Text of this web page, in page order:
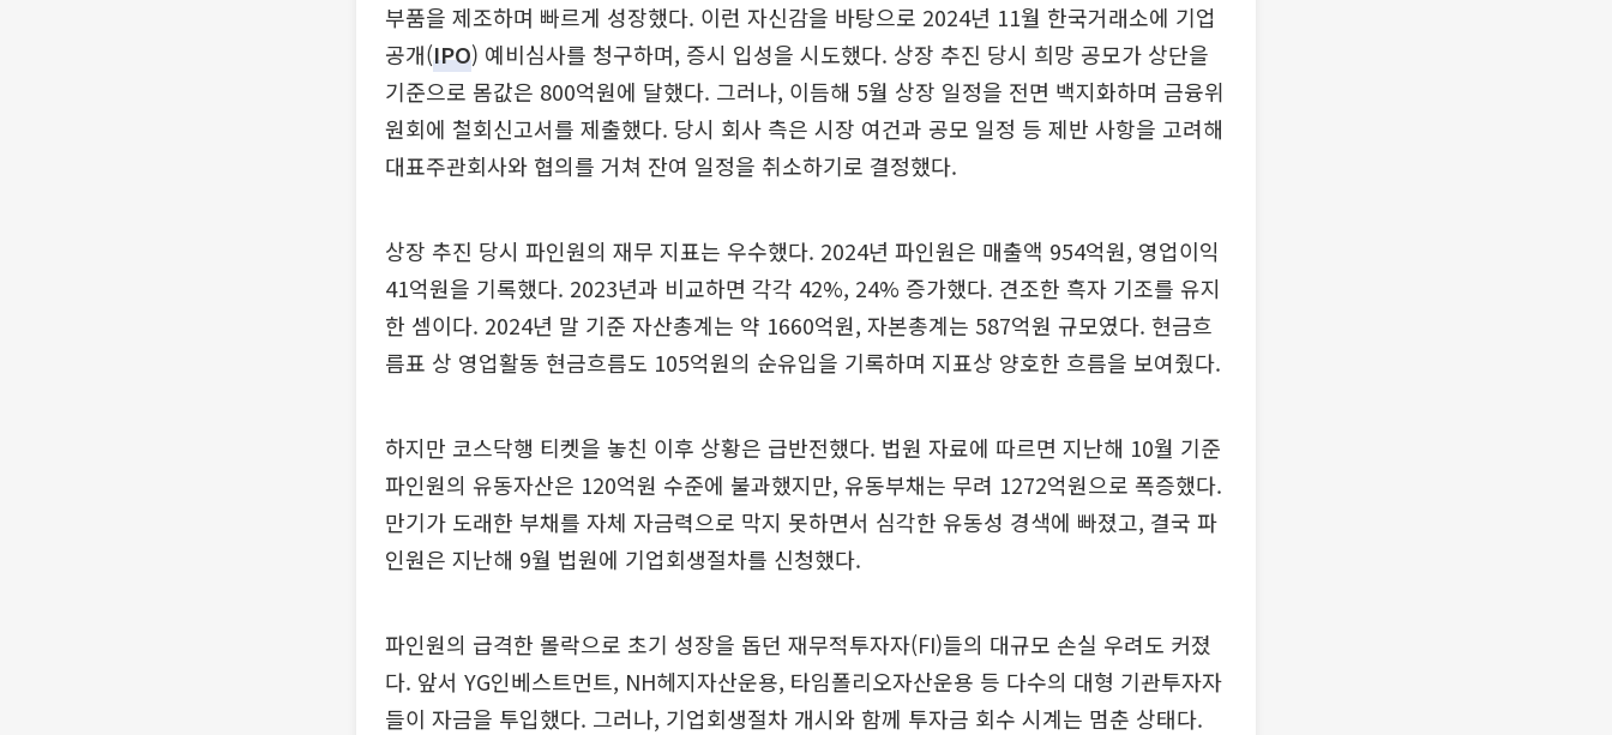
부품을 제조하며 빠르게 성장했다. 이런 자신감을 바탕으로 2024년 11월 한국거래소에 기업
공개(IPO) 예비심사를 청구하며, 증시 입성을 시도했다. 상장 추진 당시 희망 공모가 상단을
기준으로 몸값은 800억원에 달했다. 그러나, 이듬해 5월 상장 일정을 전면 백지화하며 금융위
원회에 철회신고서를 제출했다. 당시 회사 측은 시장 여건과 공모 일정 등 제반 사항을 고려해
대표주관회사와 협의를 거쳐 잔여 일정을 취소하기로 결정했다.
상장 추진 당시 파인원의 재무 지표는 우수했다. 2024년 파인원은 매출액 954억원, 영업이익
41억원을 기록했다. 2023년과 비교하면 각각 42%, 24% 증가했다. 견조한 흑자 기조를 유지
한 셈이다. 2024년 말 기준 자산총계는 약 1660억원, 자본총계는 587억원 규모였다. 현금흐
름표 상 영업활동 현금흐름도 105억원의 순유입을 기록하며 지표상 양호한 흐름을 보여줬다.
하지만 코스닥행 티켓을 놓친 이후 상황은 급반전했다. 법원 자료에 따르면 지난해 10월 기준
파인원의 유동자산은 120억원 수준에 불과했지만, 유동부채는 무려 1272억원으로 폭증했다.
만기가 도래한 부채를 자체 자금력으로 막지 못하면서 심각한 유동성 경색에 빠졌고, 결국 파
인원은 지난해 9월 법원에 기업회생절차를 신청했다.
파인원의 급격한 몰락으로 초기 성장을 돕던 재무적투자자(FI)들의 대규모 손실 우려도 커졌
다. 앞서 YG인베스트먼트, NH헤지자산운용, 타임폴리오자산운용 등 다수의 대형 기관투자자
들이 자금을 투입했다. 그러나, 기업회생절차 개시와 함께 투자금 회수 시계는 멈춘 상태다.